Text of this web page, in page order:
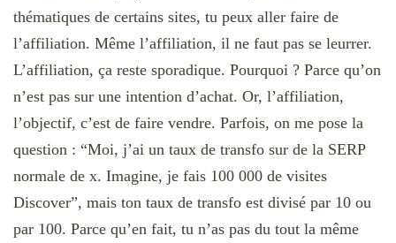
thématiques de certains sites, tu peux aller faire de
l’affiliation. Même l’affiliation, il ne faut pas se leurrer.
L’affiliation, ça reste sporadique. Pourquoi ? Parce qu’on
n’est pas sur une intention d’achat. Or, l’affiliation,
l’objectif, c’est de faire vendre. Parfois, on me pose la
question : “Moi, j’ai un taux de transfo sur de la SERP
normale de x. Imagine, je fais 100 000 de visites
Discover”, mais ton taux de transfo est divisé par 10 ou
par 100. Parce qu’en fait, tu n’as pas du tout la même